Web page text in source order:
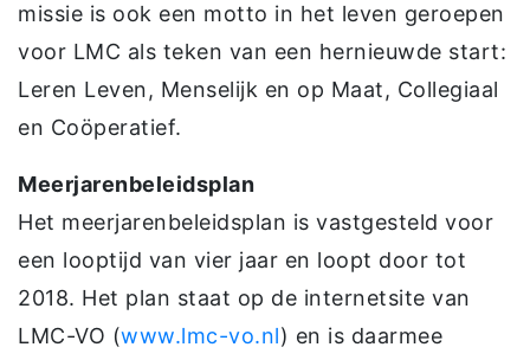
missie is ook een motto in het leven geroepen
voor LMC als teken van een hernieuwde start:
Leren Leven, Menselijk en op Maat, Collegiaal
en Coöperatief.
Meerjarenbeleidsplan
Het meerjarenbeleidsplan is vastgesteld voor
een looptijd van vier jaar en loopt door tot
2018. Het plan staat op de internetsite van
LMC-VO (www.lmc-vo.nl) en is daarmee